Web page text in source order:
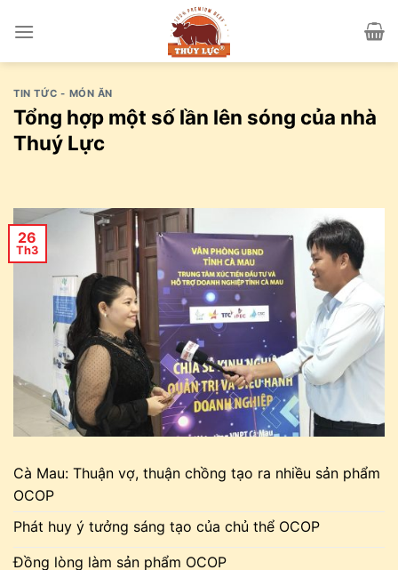
TIN TỨC - MÓN ĂN
Tổng hợp một số lần lên sóng của nhà
Thuý Lực
26
Th3
Cà Mau: Thuận vợ, thuận chồng tạo ra nhiều sản phẩm
OCOP
Phát huy ý tưởng sáng tạo của chủ thể OCOP
Đồng lòng làm sản phẩm OCOP